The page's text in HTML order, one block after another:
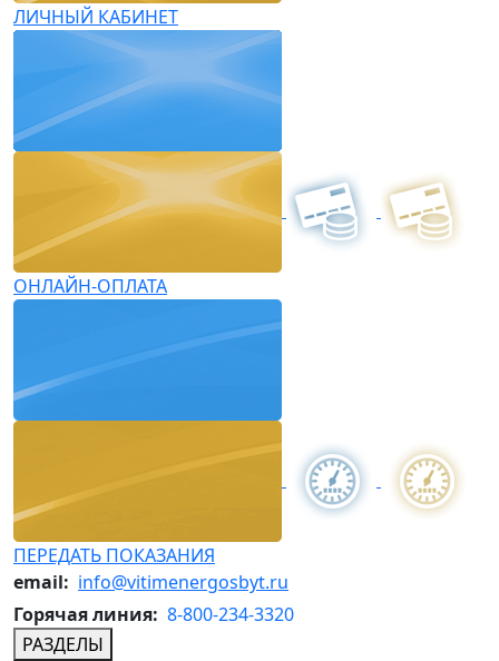
ЛИЧНЫЙ КАБИНЕТ
ОНЛАЙН-ОПЛАТА
ПЕРЕДАТЬ ПОКАЗАНИЯ
email: info@vitimenergosbyt.ru
Горячая линия: 8-800-234-3320
РАЗДЕЛЫ